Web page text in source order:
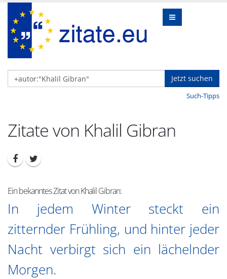
Jetzt suchen
Such-Tipps
Zitate von Khalil Gibran
Ein bekanntes Zitat von Khalil Gibran:
In jedem Winter steckt ein
zitternder Frühling, und hinter jeder
Nacht verbirgt sich ein lächelnder
Morgen.